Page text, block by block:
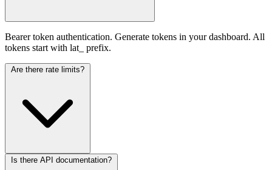
Bearer token authentication. Generate tokens in your dashboard. All
tokens start with lat_ prefix.
Are there rate limits?
Is there API documentation?